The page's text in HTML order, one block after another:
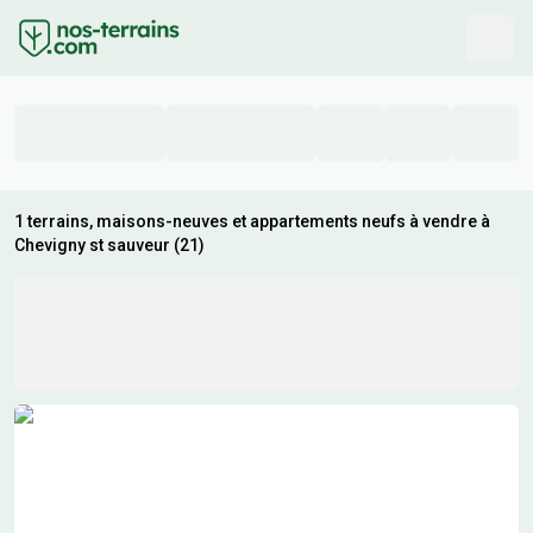
1 terrains, maisons-neuves et appartements neufs à vendre à
Chevigny st sauveur (21)
Résultats de recherche